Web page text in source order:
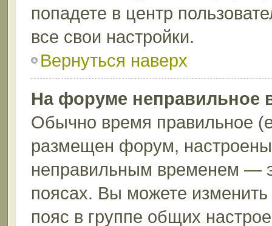
попадете в центр
все свои настройки.
Вернуться наверх
На форуме неправильное
Обычно время правильное
размещен форум,
неправильным временем —
поясах. Вы можете
пояс в группе общих